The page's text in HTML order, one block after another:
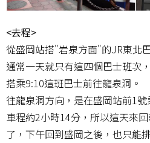
<去程>
從盛岡站搭"岩泉方面"的JR東北
通常一天就只有這四個巴士班次
搭乘9:10這班巴士前往龍泉洞。
往龍泉洞方向，是在盛岡站前1號
車程約2小時14分，所以這天來
了，下午回到盛岡之後，也只能